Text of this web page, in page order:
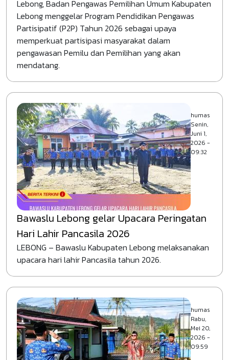
Lebong, Badan Pengawas Pemilihan Umum Kabupaten
Lebong menggelar Program Pendidikan Pengawas
Partisipatif (P2P) Tahun 2026 sebagai upaya
memperkuat partisipasi masyarakat dalam
pengawasan Pemilu dan Pemilihan yang akan
mendatang.
humas
Senin,
Juni 1,
2026 -
09:32
Bawaslu Lebong gelar Upacara Peringatan
Hari Lahir Pancasila 2026
LEBONG – Bawaslu Kabupaten Lebong melaksanakan
upacara hari lahir Pancasila tahun 2026.
humas
Rabu,
Mei 20,
2026 -
09:59